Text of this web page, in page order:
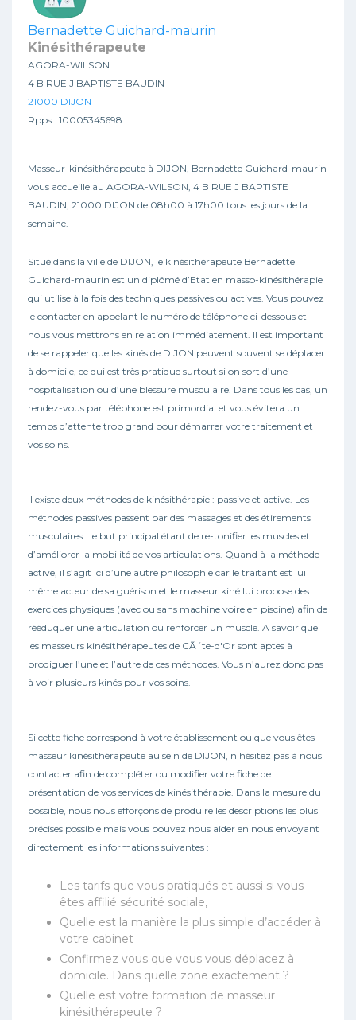
Bernadette Guichard-maurin
Kinésithérapeute
AGORA-WILSON
4 B RUE J BAPTISTE BAUDIN
21000 DIJON
Rpps : 10005345698
Masseur-kinésithérapeute à DIJON, Bernadette Guichard-maurin
vous accueille au AGORA-WILSON, 4 B RUE J BAPTISTE
BAUDIN, 21000 DIJON de 08h00 à 17h00 tous les jours de la
semaine.
Situé dans la ville de DIJON, le kinésithérapeute Bernadette
Guichard-maurin est un diplômé d’Etat en masso-kinésithérapie
qui utilise à la fois des techniques passives ou actives. Vous pouvez
le contacter en appelant le numéro de téléphone ci-dessous et
nous vous mettrons en relation immédiatement. Il est important
de se rappeler que les kinés de DIJON peuvent souvent se déplacer
à domicile, ce qui est très pratique surtout si on sort d’une
hospitalisation ou d’une blessure musculaire. Dans tous les cas, un
rendez-vous par téléphone est primordial et vous évitera un
temps d’attente trop grand pour démarrer votre traitement et
vos soins.
Il existe deux méthodes de kinésithérapie : passive et active. Les
méthodes passives passent par des massages et des étirements
musculaires : le but principal étant de re-tonifier les muscles et
d’améliorer la mobilité de vos articulations. Quand à la méthode
active, il s’agit ici d’une autre philosophie car le traitant est lui
même acteur de sa guérison et le masseur kiné lui propose des
exercices physiques (avec ou sans machine voire en piscine) afin de
rééduquer une articulation ou renforcer un muscle. A savoir que
les masseurs kinésithérapeutes de CÃ´te-d'Or sont aptes à
prodiguer l’une et l’autre de ces méthodes. Vous n’aurez donc pas
à voir plusieurs kinés pour vos soins.
Si cette fiche correspond à votre établissement ou que vous êtes
masseur kinésithérapeute au sein de DIJON, n'hésitez pas à nous
contacter afin de compléter ou modifier votre fiche de
présentation de vos services de kinésithérapie. Dans la mesure du
possible, nous nous efforçons de produire les descriptions les plus
précises possible mais vous pouvez nous aider en nous envoyant
directement les informations suivantes :
Les tarifs que vous pratiqués et aussi si vous
êtes affilié sécurité sociale,
Quelle est la manière la plus simple d’accéder à
votre cabinet
Confirmez vous que vous vous déplacez à
domicile. Dans quelle zone exactement ?
Quelle est votre formation de masseur
kinésithérapeute ?